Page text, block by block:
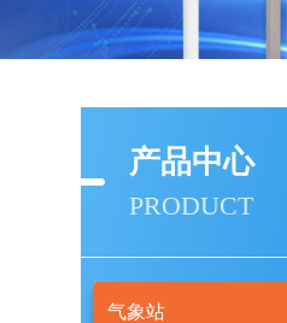
产品中心
PRODUCT
气象站